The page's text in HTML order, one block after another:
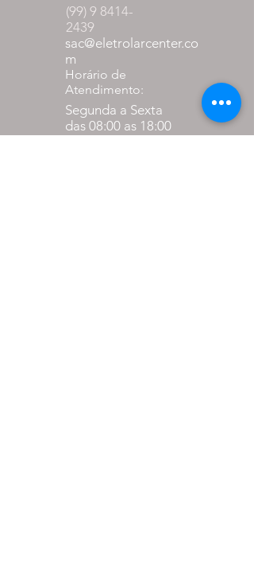
(99) 9 8414-
2439
sac@eletrolarcenter.co
m
Horário de
Atendimento:
Segunda a Sexta
das 08:00 as 18:00